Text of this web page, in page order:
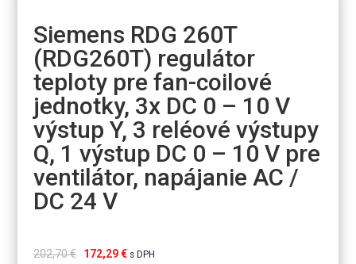
Siemens RDG 260T
(RDG260T) regulátor
teploty pre fan-coilové
jednotky, 3x DC 0 – 10 V
výstup Y, 3 reléové výstupy
Q, 1 výstup DC 0 – 10 V pre
ventilátor, napájanie AC /
DC 24 V
202,70€ 172,29€ s DPH